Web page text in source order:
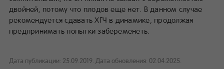
двойней, потому что плодов еще нет. В данном случае
рекомендуется сдавать ХГЧ в динамике, продолжая
предпринимать попытки забеременеть.
Дата публикации: 25.09.2019. Дата обновления: 02.04.2025.